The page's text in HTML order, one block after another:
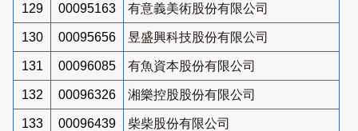
129 00095163 有意義美術股份有限公司
130 00095656 昱盛興科技股份有限公司
131 00096085 有魚資本股份有限公司
132 00096326 湘樂控股股份有限公司
133 00096439 柴柴股份有限公司